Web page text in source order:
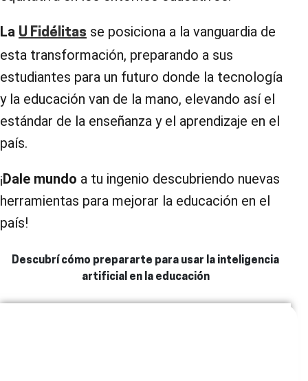
La U Fidélitas se posiciona a la vanguardia de
esta transformación, preparando a sus
estudiantes para un futuro donde la tecnología
y la educación van de la mano, elevando así el
estándar de la enseñanza y el aprendizaje en el
país.
¡Dale mundo a tu ingenio descubriendo nuevas
herramientas para mejorar la educación en el
país!
Descubrí cómo prepararte para usar la inteligencia
artificial en la educación